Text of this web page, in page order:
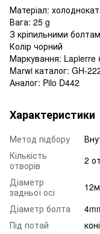
Матеріал:
Вага: 25 g
З кріпильними
Колір чорний
Маркування: Lapierre
Marwi каталог: GH-
Аналог: Pilo D442
Характеристики
Метод підбору
Кількість
отворів
2
Діаметр
задньої осі
Діаметр болта
Під потай